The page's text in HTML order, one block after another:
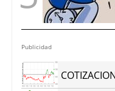
Publicidad